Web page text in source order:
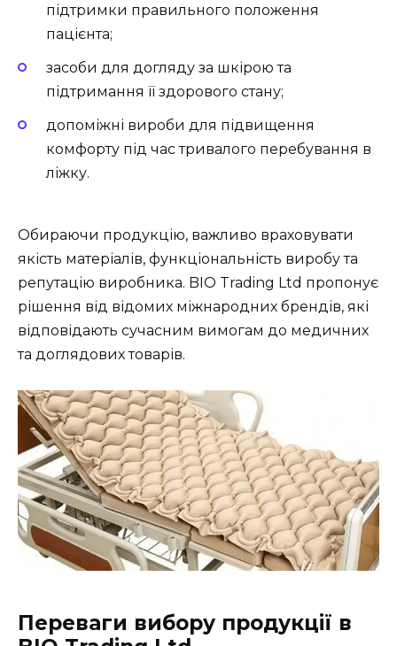
підтримки правильного положення
пацієнта;
засоби для догляду за шкірою та
підтримання її здорового стану;
допоміжні вироби для підвищення
комфорту під час тривалого перебування в
ліжку.
Обираючи продукцію, важливо враховувати
якість матеріалів, функціональність виробу та
репутацію виробника. BIO Trading Ltd пропонує
рішення від відомих міжнародних брендів, які
відповідають сучасним вимогам до медичних
та доглядових товарів.
Переваги вибору продукції в